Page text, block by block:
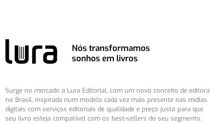
Nós transformamos
sonhos em livros
Surge no mercado a Lura Editorial, com um novo conceito de editora
no Brasil, inspirada num modelo cada vez mais presente nas mídias
digitais com serviços editoriais de qualidade e preço justo para que
seu livro esteja compatível com os best-sellers do seu segmento.